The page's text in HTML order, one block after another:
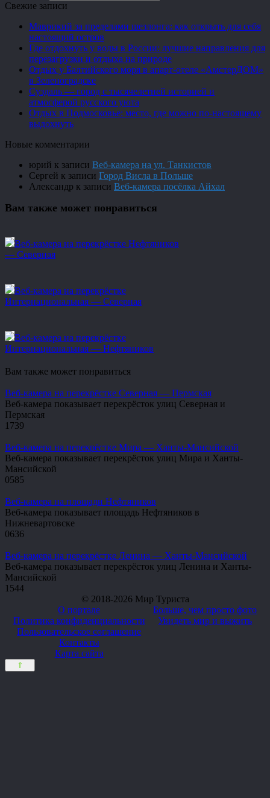
Свежие записи
Маврикий за пределами шезлонга: как открыть для себя
настоящий остров
Где отдохнуть у воды в России: лучшие направления для
перезагрузки и отдыха на природе
Отдых у Балтийского моря в апарт-отеле «АмстерДОМ»
в Зеленоградске
Суздаль — город с тысячелетней историей и
атмосферой русского уюта
Отдых в Подмосковье: место, где можно по-настоящему
выдохнуть
Новые комментарии
юрий к записи Веб-камера на ул. Танкистов
Сергей к записи Город Висла в Польше
Александр к записи Веб-камера посёлка Айхал
Вам также может понравиться
Веб-камера на перекрёстке Нефтяников
— Северная
Веб-камера на перекрёстке
Интернациональная — Северная
Веб-камера на перекрёстке
Интернациональная — Нефтяников
Вам также может понравиться
Веб-камера на перекрёстке Северная — Пермская
Веб-камера показывает перекрёсток улиц Северная и
Пермская
1 739
Веб-камера на перекрёстке Мира — Ханты-Мансийской
Веб-камера показывает перекрёсток улиц Мира и Ханты-
Мансийской
0585
Веб-камера на площади Нефтяников
Веб-камера показывает площадь Нефтяников в
Нижневартовске
0636
Веб-камера на перекрёстке Ленина — Ханты-Мансийской
Веб-камера показывает перекрёсток улиц Ленина и Ханты-
Мансийской
1 544
© 2018-2026 Мир Туриста
О портале
Политика конфиденциальности
Пользовательское соглашение
Контакты
Карта сайта
Больше, чем просто фото
Увидеть мир и выжить